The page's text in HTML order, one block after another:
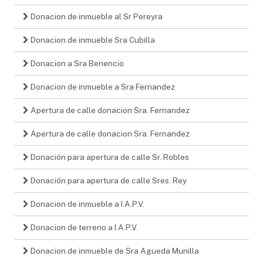
Donacion de inmueble al Sr Pereyra
Donacion de inmueble Sra Cubilla
Donacion a Sra Benencio
Donacion de inmueble a Sra Fernandez
Apertura de calle donacion Sra. Fernandez
Apertura de calle donacion Sra. Fernandez
Donación para apertura de calle Sr. Robles
Donación para apertura de calle Sres. Rey
Donacion de inmueble a I.A.P.V.
Donacion de terreno a I.A.P.V.
Donacion de inmueble de Sra Agueda Munilla